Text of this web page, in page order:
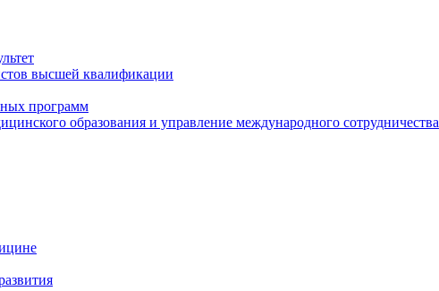
высшей квалификации
программ
образования и управление международного сотрудничества